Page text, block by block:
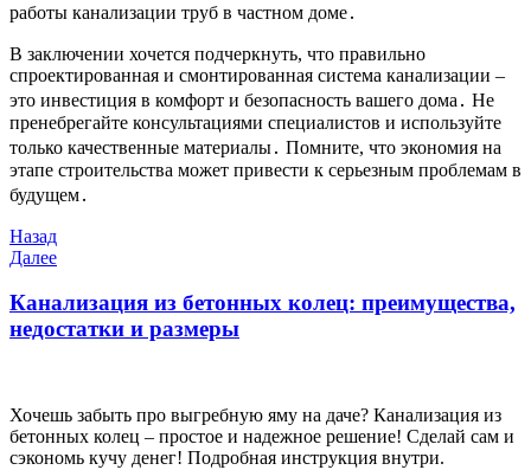
работы канализации труб в частном доме․
В заключении хочется подчеркнуть, что правильно
спроектированная и смонтированная система канализации –
это инвестиция в комфорт и безопасность вашего дома․ Не
пренебрегайте консультациями специалистов и используйте
только качественные материалы․ Помните, что экономия на
этапе строительства может привести к серьезным проблемам в
будущем․
Навигация
по
записям
Предыдущая
запись
Назад
Следующая
Далее
Канализация из бетонных колец: преимущества,
недостатки и размеры
Хочешь забыть про выгребную яму на даче? Канализация из
бетонных колец – простое и надежное решение! Сделай сам и
сэкономь кучу денег! Подробная инструкция внутри.